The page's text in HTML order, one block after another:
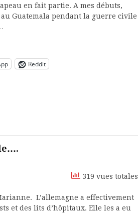
en fait partie. A mes débuts,
au Guatemala pendant la guerre civile
Reddit
319 vues totales
L’allemagne a effectivement
et des lits d’hôpitaux. Elle les a eu